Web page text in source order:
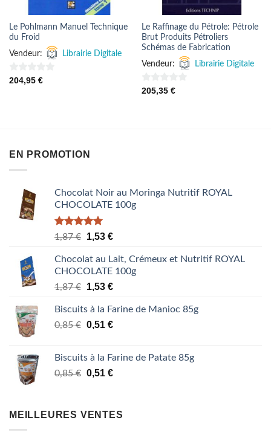
Le Pohlmann Manuel Technique
du Froid
Vendeur:
Librairie Digitale
0
204,95 €
Le Raffinage du Pétrole: Pétrole
Brut Produits Pétroliers
Schémas de Fabrication
Vendeur:
Librairie Digitale
0
205,35 €
EN PROMOTION
Chocolat Noir au Moringa Nutritif ROYAL
CHOCOLATE 100g
Note5.00
1,87€
Le
initial
était :
1,87 €.
1,53 €Le
actuel
est :
1,53 €.
Chocolat au Lait, Crémeux et Nutritif ROYAL
CHOCOLATE 100g
1,87€
Le
initial
était :
1,53 €Le
actuel
est :
Biscuits à la Farine de Manioc 85g
0,85€ Le
était :
0,85 €.
0,51 €Le
est :
0,51 €.
Biscuits à la Farine de Patate 85g
0,85€ Le
était :
0,51 €Le
est :
MEILLEURES VENTES